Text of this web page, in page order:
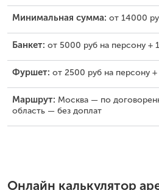
Минимальная сумма: от 14000
Банкет: от 5000 руб на персону +
Фуршет: от 2500 руб на персону
Маршрут: Москва — по
область — без доплат
Онлайн калькулятор